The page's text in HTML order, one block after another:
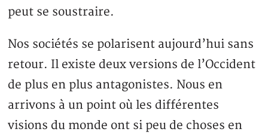
peut se soustraire.
Nos sociétés se polarisent aujourd’hui sans
retour. Il existe deux versions de l’Occident
de plus en plus antagonistes. Nous en
arrivons à un point où les différentes
visions du monde ont si peu de choses en